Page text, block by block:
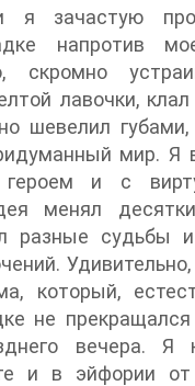
я зачастую
напротив
скромно
лавочки,
шевелил губами,
мир. Я
и с
менял
разные судьбы
который,
не прекращался
вечера. Я
и в эйфории